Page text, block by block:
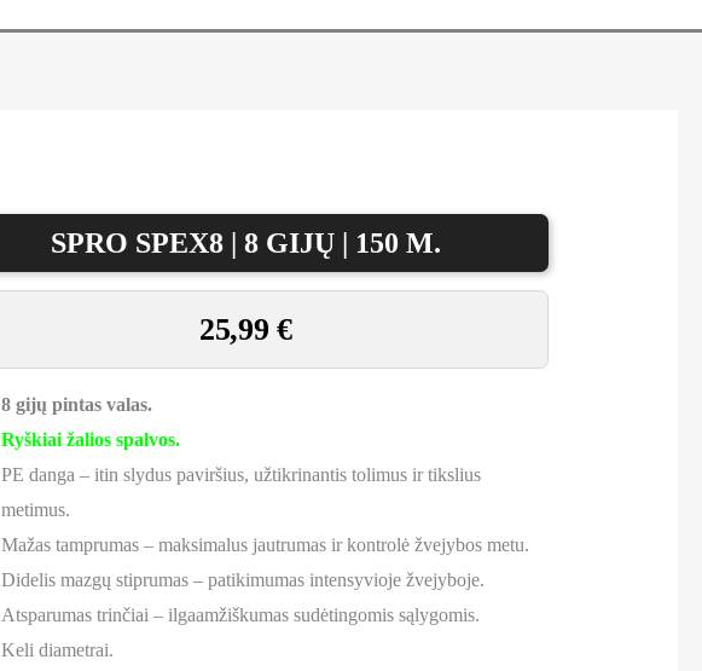
SPRO SPEX8 | 8 GIJŲ | 150 M.
25,99€
8 gijų pintas valas.
Ryškiai žalios spalvos.
PE danga – itin slydus paviršius, užtikrinantis tolimus ir tikslius
metimus.
Mažas tamprumas – maksimalus jautrumas ir kontrolė žvejybos metu.
Didelis mazgų stiprumas – patikimumas intensyvioje žvejyboje.
Atsparumas trinčiai – ilgaamžiškumas sudėtingomis sąlygomis.
Keli diametrai.